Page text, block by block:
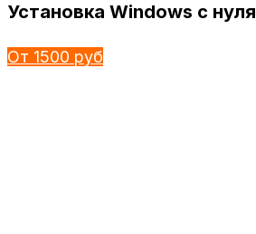
Установка Windows с нуля
От 1500 руб